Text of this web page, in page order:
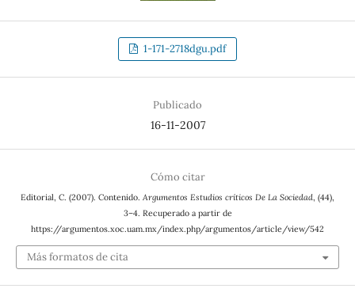
1-171-2718dgu.pdf
Publicado
16-11-2007
Cómo citar
Editorial, C. (2007). Contenido. Argumentos Estudios críticos De La Sociedad, (44),
3–4. Recuperado a partir de
https://argumentos.xoc.uam.mx/index.php/argumentos/article/view/542
Más formatos de cita